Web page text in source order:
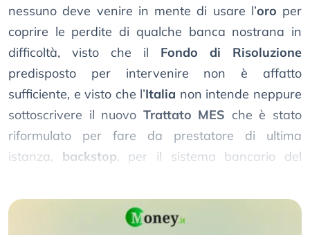
nessuno deve venire in mente di usare l’oro per
coprire le perdite di qualche banca nostrana in
difficoltà, visto che il Fondo di Risoluzione
predisposto per intervenire non è affatto
sufficiente, e visto che l’Italia non intende neppure
sottoscrivere il nuovo Trattato MES che è stato
riformulato per fare da prestatore di ultima
istanza, backstop, per il sistema bancario del